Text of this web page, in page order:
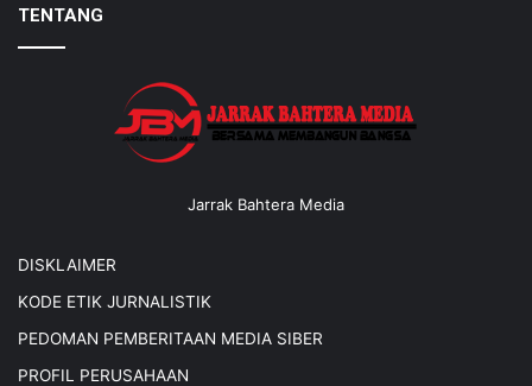
TENTANG
Jarrak Bahtera Media
DISKLAIMER
KODE ETIK JURNALISTIK
PEDOMAN PEMBERITAAN MEDIA SIBER
PROFIL PERUSAHAAN